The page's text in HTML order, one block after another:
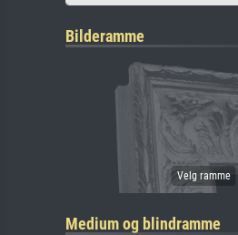
Bilderamme
Medium og blindramme